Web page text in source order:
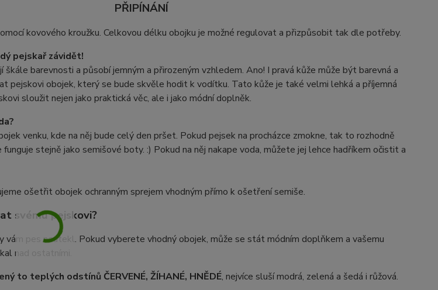
PŘIPÍNÁNÍ
kovového kroužku. Celkovou délku obojku je možné regulovat a přizpůsobit tak dle potřeby.
pejskař závidět!
škále barevnosti a působí jemným a přirozeným vzhledem. Ano! I pravá kůže může být barevná a
pejskovi obojek, který se bude skvěle hodit k vodítku. Tato kůže je také velmi lehká a příjemná
sloužit nejen jako praktická věc, ale i jako módní doplněk.
venku, kde na něj bude celý den pršet. Pokud pejsek na procházce zmokne, tak to rozhodně
stejně jako semišové boty. :) Pokud na něj nakape voda, můžete jej lehce hadříkem očistit a
ošetřit obojek ochranným sprejem vhodným přímo k ošetření semiše.
svému pejskovi?
vám pes neutekl. Pokud vyberete vhodný obojek, může se stát módním doplňkem a vašemu
nad ostatními.
to teplých odstínů ČERVENÉ, ŽÍHANÉ, HNĚDÉ, nejvíce sluší modrá, zelená a šedá i růžová.